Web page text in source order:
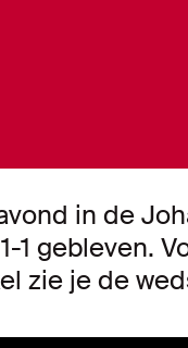
in de
1 gebleven.
zie je de